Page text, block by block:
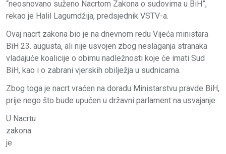
“neosnovano suženo Nacrtom Zakona o sudovima u BiH”,
rekao je Halil Lagumdžija, predsjednik VSTV-a.
Ovaj nacrt zakona bio je na dnevnom redu Vijeća ministara
BiH 23. augusta, ali nije usvojen zbog neslaganja stranaka
vladajuće koalicije o obimu nadležnosti koje će imati Sud
BiH, kao i o zabrani vjerskih obilježja u sudnicama.
Zbog toga je nacrt vraćen na doradu Ministarstvu pravde BiH,
prije nego što bude upućen u državni parlament na usvajanje.
U Nacrtu
zakona
je